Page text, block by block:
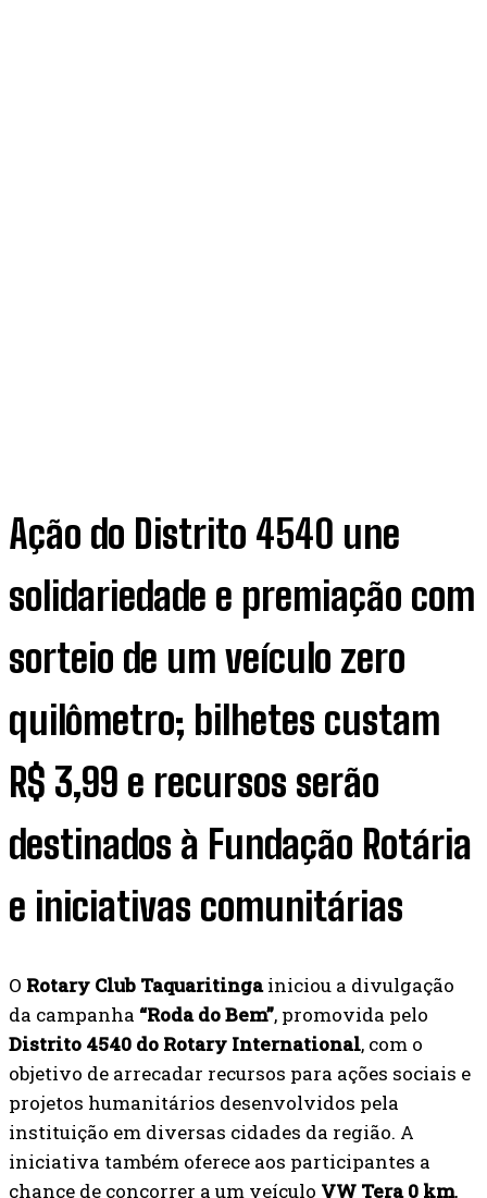
Ação do Distrito 4540 une
solidariedade e premiação com
sorteio de um veículo zero
quilômetro; bilhetes custam
R$ 3,99 e recursos serão
destinados à Fundação Rotária
e iniciativas comunitárias
O Rotary Club Taquaritingainiciou a divulgação
da campanha “Roda do Bem”, promovida pelo
Distrito 4540 do Rotary International, com o
objetivo de arrecadar recursos para ações sociais e
projetos humanitários desenvolvidos pela
instituição em diversas cidades da região. A
iniciativa também oferece aos participantes a
chance de concorrer a um veículo VW Tera 0 km,